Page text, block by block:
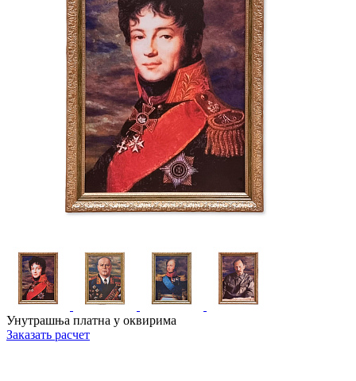
Унутрашња платна у оквирима
Заказать расчет